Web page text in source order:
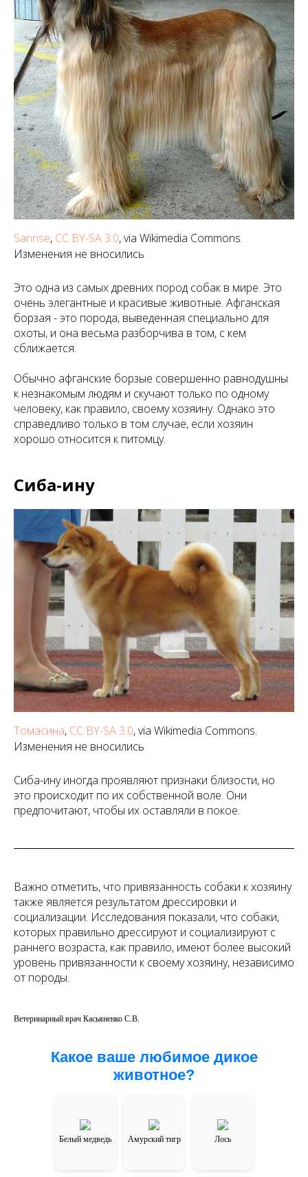
Sannse, CC BY-SA 3.0, via Wikimedia Commons.
Изменения не вносились
Это одна из самых древних пород собак в мире. Это
очень элегантные и красивые животные. Афганская
борзая - это порода, выведенная специально для
охоты, и она весьма разборчива в том, с кем
сближается.
Обычно афганские борзые совершенно равнодушны
к незнакомым людям и скучают только по одному
человеку, как правило, своему хозяину. Однако это
справедливо только в том случае, если хозяин
хорошо относится к питомцу.
Сиба-ину
Томасина, CC BY-SA 3.0, via Wikimedia Commons.
Изменения не вносились
Сиба-ину иногда проявляют признаки близости, но
это происходит по их собственной воле. Они
предпочитают, чтобы их оставляли в покое.
Важно отметить, что привязанность собаки к хозяину
также является результатом дрессировки и
социализации. Исследования показали, что собаки,
которых правильно дрессируют и социализируют с
раннего возраста, как правило, имеют более высокий
уровень привязанности к своему хозяину, независимо
от породы.
Ветеринарный врач Касьяненко С.В.
Какое ваше любимое дикое
животное?
Белый медведь Амурский тигр Лось